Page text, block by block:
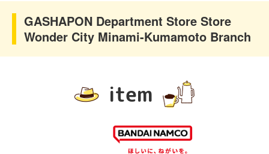
GASHAPON Department Store Store
Wonder City Minami-Kumamoto Branch
item